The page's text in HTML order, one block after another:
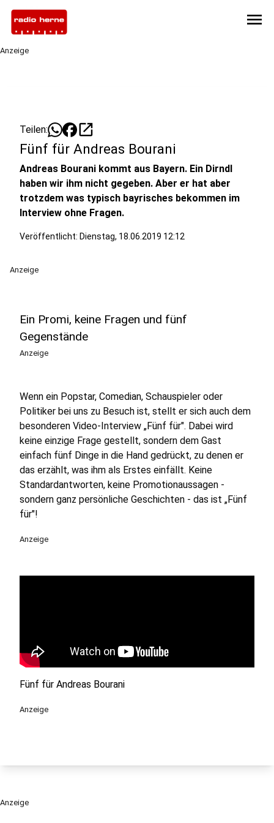
menu
Anzeige
Teilen: open_in_new
Fünf für Andreas Bourani
Andreas Bourani kommt aus Bayern. Ein Dirndl
haben wir ihm nicht gegeben. Aber er hat aber
trotzdem was typisch bayrisches bekommen im
Interview ohne Fragen.
Veröffentlicht: Dienstag, 18.06.2019 12:12
Anzeige
Ein Promi, keine Fragen und fünf
Gegenstände
Anzeige
Wenn ein Popstar, Comedian, Schauspieler oder
Politiker bei uns zu Besuch ist, stellt er sich auch dem
besonderen Video-Interview „Fünf für". Dabei wird
keine einzige Frage gestellt, sondern dem Gast
einfach fünf Dinge in die Hand gedrückt, zu denen er
das erzählt, was ihm als Erstes einfällt. Keine
Standardantworten, keine Promotionaussagen -
sondern ganz persönliche Geschichten - das ist „Fünf
für"!
Anzeige
Fünf für Andreas Bourani
Anzeige
Anzeige